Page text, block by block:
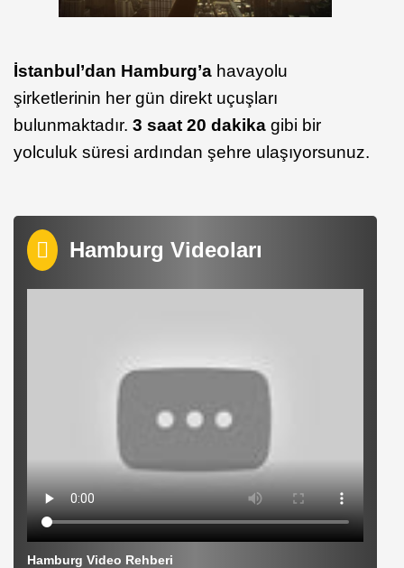
İstanbul’dan Hamburg’a havayolu
şirketlerinin her gün direkt uçuşları
bulunmaktadır. 3 saat 20 dakika gibi bir
yolculuk süresi ardından şehre ulaşıyorsunuz.
Hamburg Videoları
Hamburg Video Rehberi